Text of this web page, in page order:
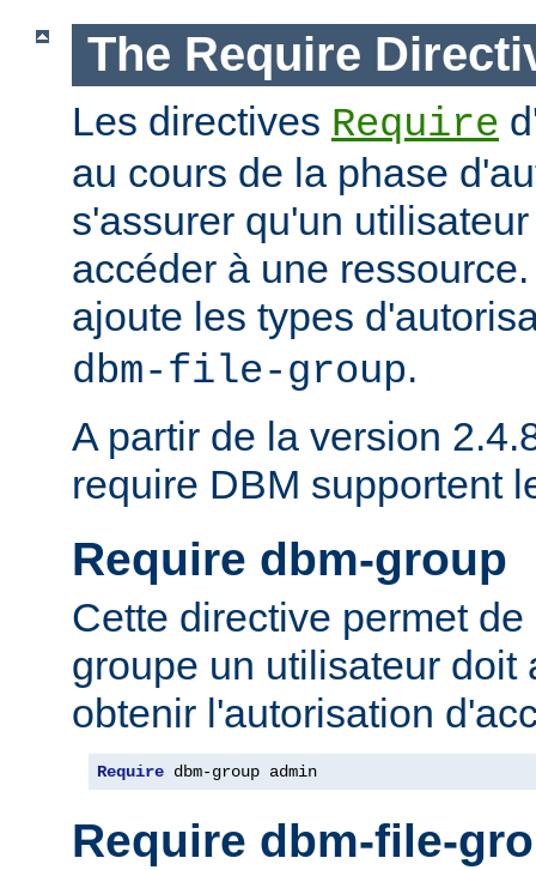
The Require
Les directives Require
au cours de la phase
s'assurer qu'un
accéder à une
ajoute les types
dbm-file-group.
A partir de la version
require DBM supportent
Require dbm-group
Cette directive permet
groupe un utilisateur doit
obtenir l'autorisation
Require dbm-group admin
Require dbm-file-